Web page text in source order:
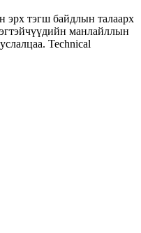
эрх тэгш байдлын талаарх
манлайллын
Technical